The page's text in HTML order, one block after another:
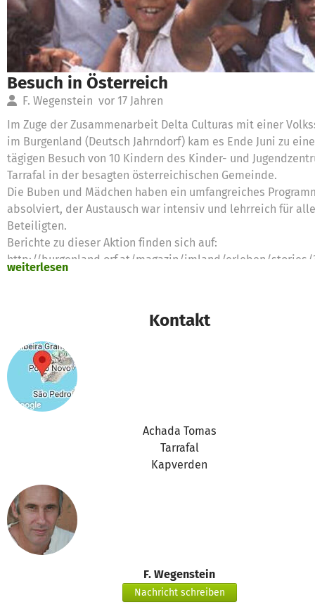
Besuch in Österreich
F. Wegenstein vor 17 Jahren
Im Zuge der Zusammenarbeit Delta Culturas mit einer
im Burgenland (Deutsch Jahrndorf) kam es Ende Juni zu
tägigen Besuch von 10 Kindern des Kinder- und
Tarrafal in der besagten österreichischen Gemeinde.
Die Buben und Mädchen haben ein umfangreiches
absolviert, der Austausch war intensiv und lehrreich für alle
Beteiligten.
Berichte zu dieser Aktion finden sich auf:
http://burgenland.orf.at/magazin/imland/erleben/stories/
weiterlesen
Kontakt
Achada Tomas
Tarrafal
Kapverden
F. Wegenstein
Nachricht schreiben